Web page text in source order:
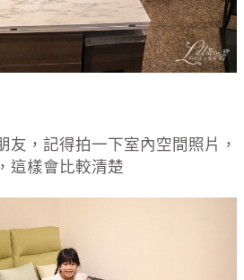
友，記得拍一下室內空間照片，
這樣會比較清楚